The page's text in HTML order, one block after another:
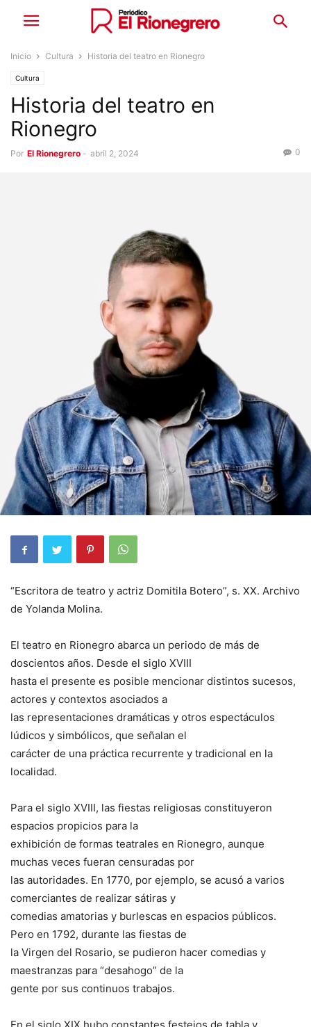
Inicio Cultura Historia del teatro en Rionegro
Cultura
Historia del teatro en
Rionegro
Por El Rionegrero - abril 2, 2024 0
“Escritora de teatro y actriz Domitila Botero”, s. XX. Archivo
de Yolanda Molina.
El teatro en Rionegro abarca un periodo de más de
doscientos años. Desde el siglo XVIII
hasta el presente es posible mencionar distintos sucesos,
actores y contextos asociados a
las representaciones dramáticas y otros espectáculos
lúdicos y simbólicos, que señalan el
carácter de una práctica recurrente y tradicional en la
localidad.
Para el siglo XVIII, las fiestas religiosas constituyeron
espacios propicios para la
exhibición de formas teatrales en Rionegro, aunque
muchas veces fueran censuradas por
las autoridades. En 1770, por ejemplo, se acusó a varios
comerciantes de realizar sátiras y
comedias amatorias y burlescas en espacios públicos.
Pero en 1792, durante las fiestas de
la Virgen del Rosario, se pudieron hacer comedias y
maestranzas para “desahogo” de la
gente por sus continuos trabajos.